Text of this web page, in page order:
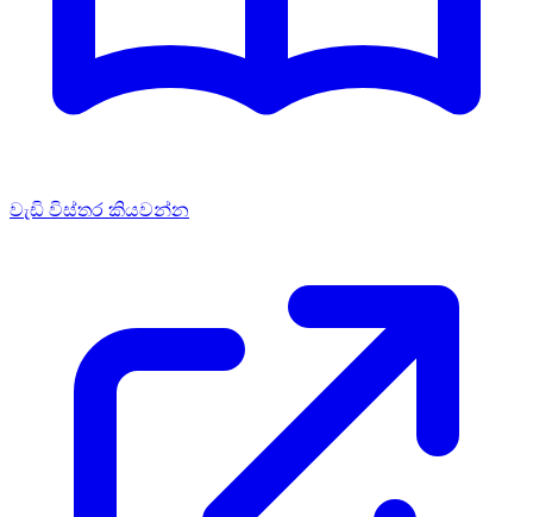
වැඩි විස්තර කියවන්න